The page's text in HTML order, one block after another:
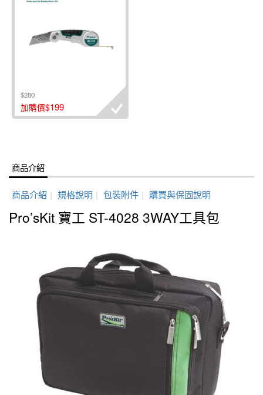
$280
加購價$199
商品介紹
商品介紹 | 規格說明 | 包裝附件 | 購買與保固說明
Pro’sKit 寶工 ST-4028 3WAY工具包